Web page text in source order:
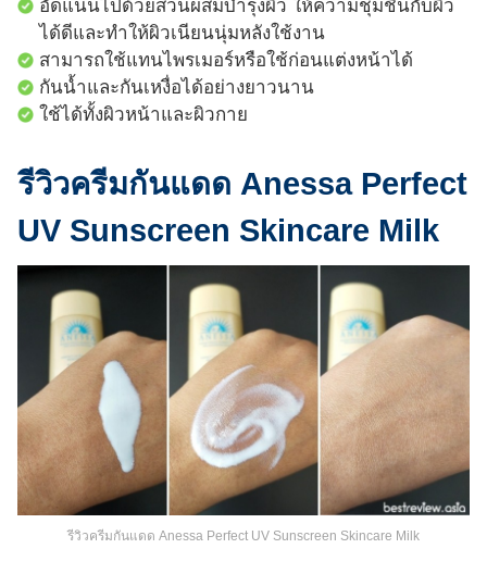
อัดแน่นไปด้วยส่วนผสมบำรุงผิว ให้ความชุ่มชื้นกับผิว
ได้ดีและทำให้ผิวเนียนนุ่มหลังใช้งาน
สามารถใช้แทนไพรเมอร์หรือใช้ก่อนแต่งหน้าได้
กันน้ำและกันเหงื่อได้อย่างยาวนาน
ใช้ได้ทั้งผิวหน้าและผิวกาย
รีวิวครีมกันแดด Anessa Perfect
UV Sunscreen Skincare Milk
รีวิวครีมกันแดด Anessa Perfect UV Sunscreen Skincare Milk